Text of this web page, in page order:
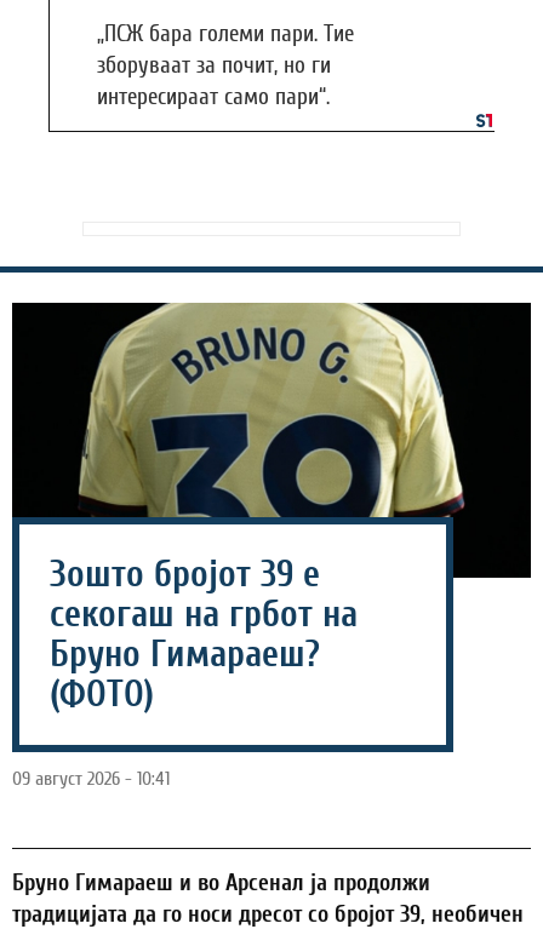
„ПСЖ бара големи пари. Тие
зборуваат за почит, но ги
интересираат само пари“.
Зошто бројот 39 е
секогаш на грбот на
Бруно Гимараеш?
(ФОТО)
09 август 2026 - 10:41
Бруно Гимараеш и во Арсенал ја продолжи
традицијата да го носи дресот со бројот 39, необичен